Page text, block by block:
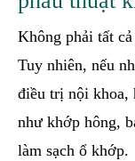
Không phải tất
Tuy nhiên, nếu
điều trị nội khoa,
như khớp hông,
làm sạch ổ khớp.